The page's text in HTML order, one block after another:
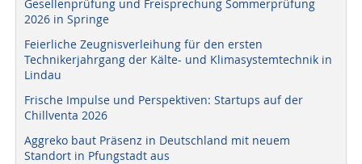
Gesellenprüfung und Freisprechung Sommerprüfung
2026 in Springe
Feierliche Zeugnisverleihung für den ersten
Technikerjahrgang der Kälte- und Klimasystemtechnik in
Lindau
Frische Impulse und Perspektiven: Startups auf der
Chillventa 2026
Aggreko baut Präsenz in Deutschland mit neuem
Standort in Pfungstadt aus